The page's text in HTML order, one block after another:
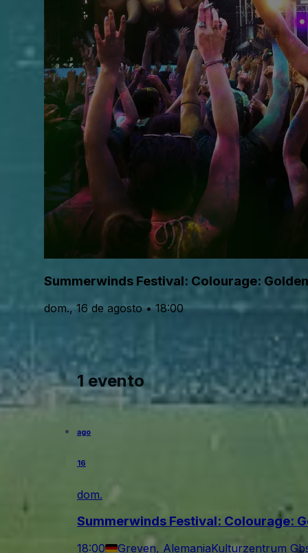
Summerwinds Festival: Colourage:
dom., 16 de agosto • 18:00
1 evento
ago
16
dom.
Summerwinds Festival: Colourage:
18:00 Greven, AlemaniaKulturzentrum